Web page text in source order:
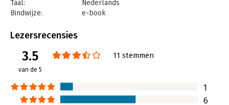
Taal:
Nederlands
Bindwijze:
e-book
Bestandsformaat:
Uitgever:
Boom
Verschijningsdatum:
Hoofdrubriek:
Projectmanagement
Lezersrecensies
3.5
van de 5
11 stemmen
1
6